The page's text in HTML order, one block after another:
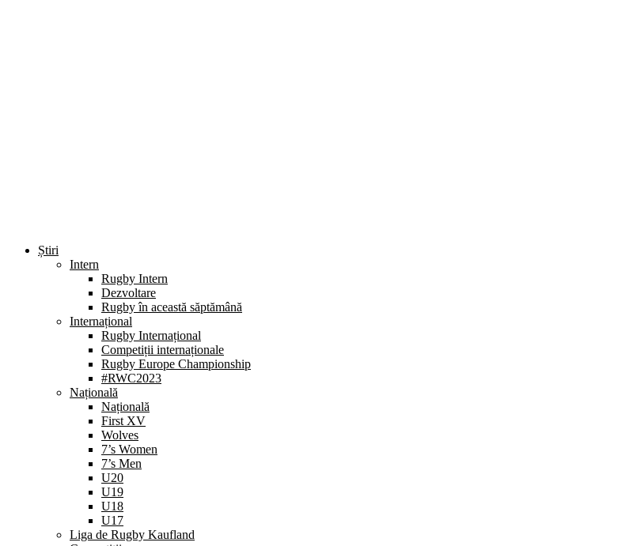
Știri
Intern
Rugby Intern
Dezvoltare
Rugby în această săptămână
Internațional
Rugby Internațional
Competiții internaționale
Rugby Europe Championship
#RWC2023
Națională
Națională
First XV
Wolves
7’s Women
7’s Men
U20
U19
U18
U17
Liga de Rugby Kaufland